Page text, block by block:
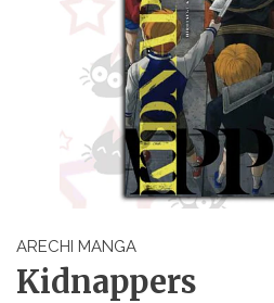
ARECHI MANGA
Kidnappers